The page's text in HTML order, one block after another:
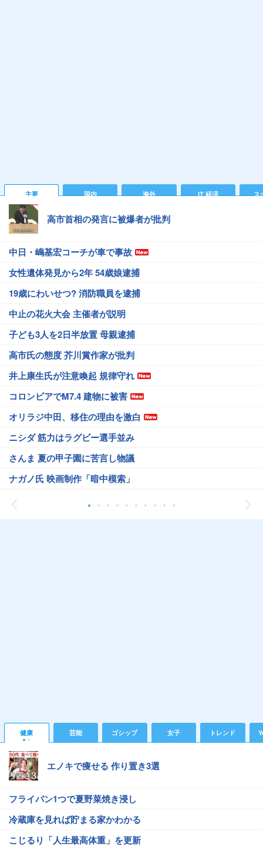
主要 国内 海外 IT 経済 ス
高市首相の発言に被爆者が批判
中日・嶋基宏コーチが車で事故
女性遺体発見から2年 54歳娘逮捕
19歳にわいせつ? 消防職員を逮捕
中止の花火大会 主催者が説明
子ども3人を2日半放置 母親逮捕
高市氏の態度 芥川賞作家が批判
井上康生氏が注意喚起 規律守れ
コロンビアでM7.4 建物に被害
オリラジ中田、移住の理由を激白
ニシダ 筋力はラグビー選手並み
さんま 夏の甲子園に苦言し物議
ナガノ氏 映画制作「暗中模索」
健康 芸能 ゴシップ 女子 トレンド
エノキで痩せる 作り置き3選
フライパン1つで夏野菜焼き浸し
冷蔵庫を見れば貯まる家かわかる
こじるり「人生最高体重」を更新